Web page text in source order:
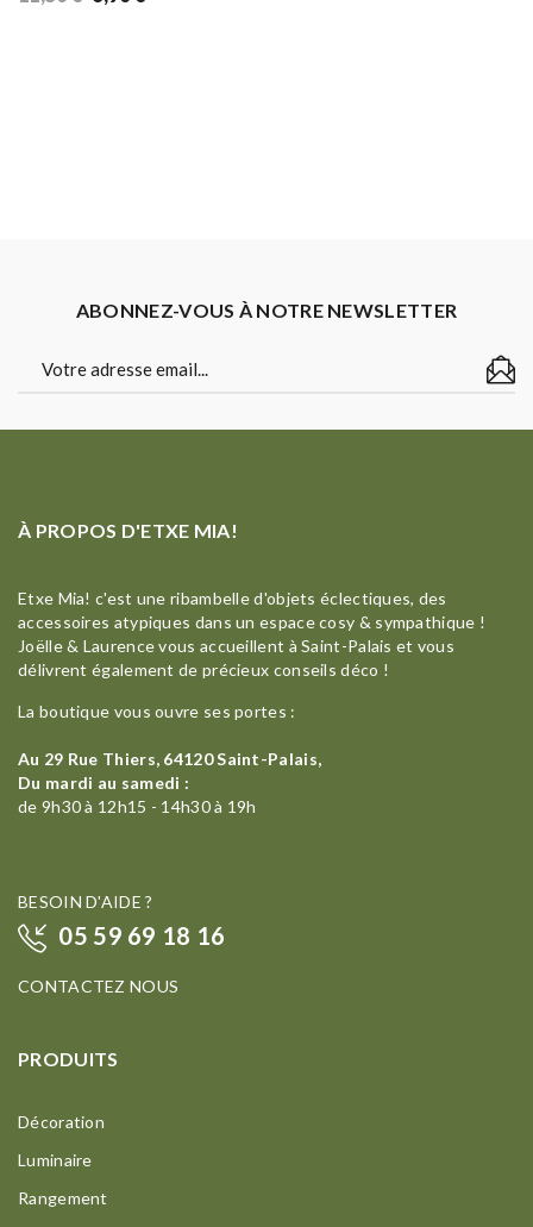
ABONNEZ-VOUS À NOTRE NEWSLETTER
À PROPOS D'ETXE MIA!
Etxe Mia! c'est une ribambelle d'objets éclectiques, des
accessoires atypiques dans un espace cosy & sympathique !
Joëlle & Laurence vous accueillent à Saint-Palais et vous
délivrent également de précieux conseils déco !
La boutique vous ouvre ses portes :
Au 29 Rue Thiers, 64120 Saint-Palais,
Du mardi au samedi :
de 9h30 à 12h15 - 14h30 à 19h
BESOIN D'AIDE ?
05 59 69 18 16
CONTACTEZ NOUS
PRODUITS
Décoration
Luminaire
Rangement